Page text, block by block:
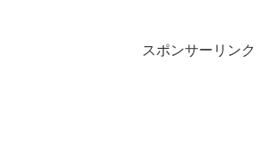
スポンサーリンク